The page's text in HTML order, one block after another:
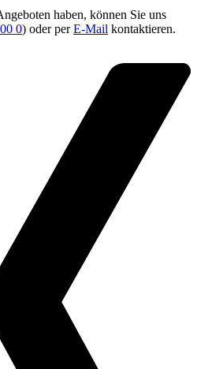
haben, können Sie uns
0) oder perE-Mail kontaktieren.